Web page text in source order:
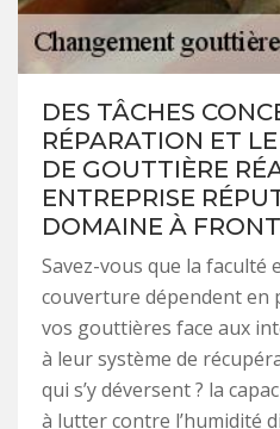
DES TÂCHES
RÉPARATION ET
DE GOUTTIÈRE
ENTREPRISE
DOMAINE À
Savez-vous que la faculté
couverture dépendent en
vos gouttières face aux
à leur système de
qui s’y déversent ? la
à lutter contre l’humidité